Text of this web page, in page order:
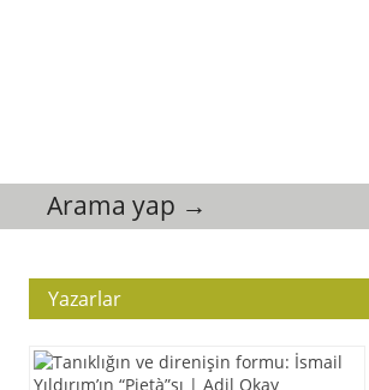
Arama yap →
Yazarlar